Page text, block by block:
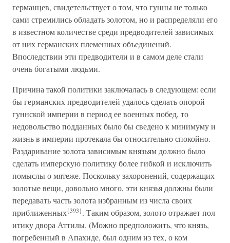
германцев, свидетельствует о том, что гунны не только
сами стремились обладать золотом, но и распределяли его
в известном количестве среди предводителей зависимых
от них германских племенных объединений.
Впоследствии эти предводители и в самом деле стали
очень богатыми людьми.
Причина такой политики заключалась в следующем: если
бы германских предводителей удалось сделать опорой
гуннской империи в период ее военных побед, то
недовольство подданных было бы сведено к минимуму и
жизнь в империи протекала бы относительно спокойно.
Раздаривание золота зависимым князьям должно было
сделать имперскую политику более гибкой и исключить
помыслы о мятеже. Поскольку захоронений, содержащих
золотые вещи, довольно много, эти князья должны были
передавать часть золота избранным из числа своих
приближенных{393}. Таким образом, золото отражает пол
итику двора Аттилы. (Можно предположить, что князь,
погребенный в Апахиде, был одним из тех, о ком